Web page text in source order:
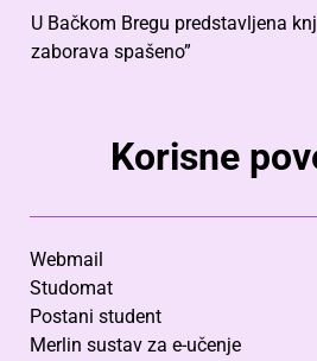
U Bačkom Bregu predstavljena
zaborava spašeno”
Korisne
Webmail
Studomat
Postani student
Merlin sustav za e-učenje